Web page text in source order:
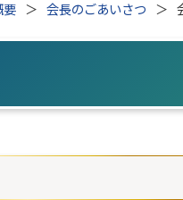
要 会長のごあいさつ